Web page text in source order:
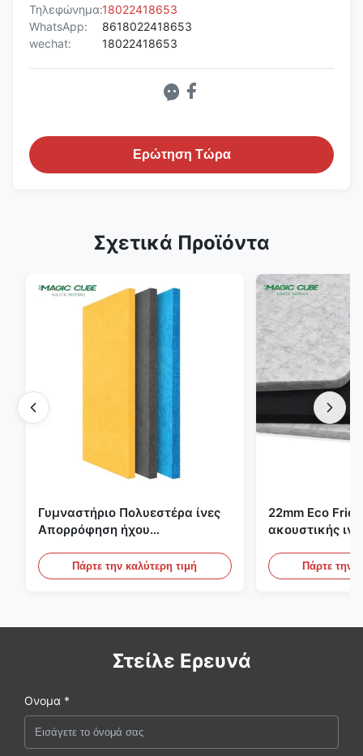
Τηλεφώνημα:18022418653
WhatsApp:
8618022418653
wechat:
18022418653
Ερώτηση Τώρα
Σχετικά Προϊόντα
Γυμναστήριο Πολυεστέρα ίνες
Απορρόφηση ήχου
εξατομικευμένο σχεδιασμό
Πάρτε την καλύτερη τιμή
22mm Eco
ακουστικής
σινεμάΠάρτε την
Στείλε Ερευνά
Ονομα *